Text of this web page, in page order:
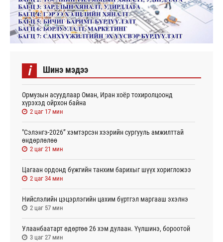
i Шинэ мэдээ
Ормузын асуудлаар Оман, Иран хоёр тохиролцоонд
хүрэхэд ойрхон байна
2 цаг 17 мин
"Сэлэнгэ-2026” хэмтэрсэн хээрийн сургууль амжилттай
өндөрлөлөө
2 цаг 21 мин
Цагаан ордонд бүжгийн танхим барихыг шүүх хоригложээ
2 цаг 34 мин
Нийслэлийн цэцэрлэгийн цахим бүртгэл маргааш эхэлнэ
2 цаг 57 мин
Улаанбаатарт өдөртөө 26 хэм дулаан. Үүлшинэ, бороотой
3 цаг 27 мин